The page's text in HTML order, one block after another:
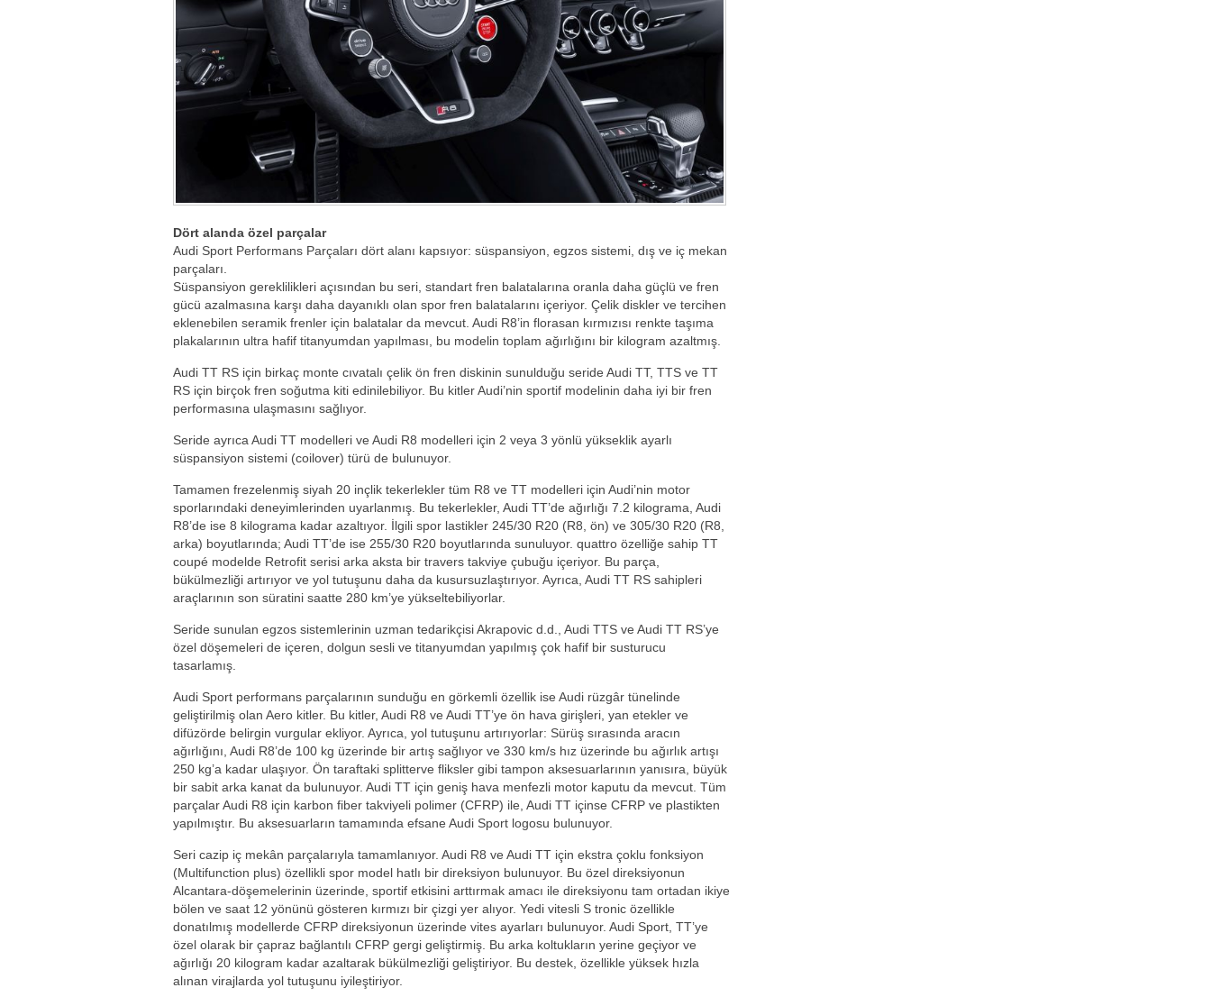
Dört alanda özel parçalar
Audi Sport Performans Parçaları dört alanı kapsıyor: süspansiyon, egzos sistemi, dış ve iç mekan
parçaları.
Süspansiyon gereklilikleri açısından bu seri, standart fren balatalarına oranla daha güçlü ve fren
gücü azalmasına karşı daha dayanıklı olan spor fren balatalarını içeriyor. Çelik diskler ve tercihen
eklenebilen seramik frenler için balatalar da mevcut. Audi R8’in florasan kırmızısı renkte taşıma
plakalarının ultra hafif titanyumdan yapılması, bu modelin toplam ağırlığını bir kilogram azaltmış.
Audi TT RS için birkaç monte cıvatalı çelik ön fren diskinin sunulduğu seride Audi TT, TTS ve TT
RS için birçok fren soğutma kiti edinilebiliyor. Bu kitler Audi’nin sportif modelinin daha iyi bir fren
performasına ulaşmasını sağlıyor.
Seride ayrıca Audi TT modelleri ve Audi R8 modelleri için 2 veya 3 yönlü yükseklik ayarlı
süspansiyon sistemi (coilover) türü de bulunuyor.
Tamamen frezelenmiş siyah 20 inçlik tekerlekler tüm R8 ve TT modelleri için Audi’nin motor
sporlarındaki deneyimlerinden uyarlanmış. Bu tekerlekler, Audi TT’de ağırlığı 7.2 kilograma, Audi
R8’de ise 8 kilograma kadar azaltıyor. İlgili spor lastikler 245/30 R20 (R8, ön) ve 305/30 R20 (R8,
arka) boyutlarında; Audi TT’de ise 255/30 R20 boyutlarında sunuluyor. quattro özelliğe sahip TT
coupé modelde Retrofit serisi arka aksta bir travers takviye çubuğu içeriyor. Bu parça,
bükülmezliği artırıyor ve yol tutuşunu daha da kusursuzlaştırıyor. Ayrıca, Audi TT RS sahipleri
araçlarının son süratini saatte 280 km’ye yükseltebiliyorlar.
Seride sunulan egzos sistemlerinin uzman tedarikçisi Akrapovic d.d., Audi TTS ve Audi TT RS’ye
özel döşemeleri de içeren, dolgun sesli ve titanyumdan yapılmış çok hafif bir susturucu
tasarlamış.
Audi Sport performans parçalarının sunduğu en görkemli özellik ise Audi rüzgâr tünelinde
geliştirilmiş olan Aero kitler. Bu kitler, Audi R8 ve Audi TT’ye ön hava girişleri, yan etekler ve
difüzörde belirgin vurgular ekliyor. Ayrıca, yol tutuşunu artırıyorlar: Sürüş sırasında aracın
ağırlığını, Audi R8’de 100 kg üzerinde bir artış sağlıyor ve 330 km/s hız üzerinde bu ağırlık artışı
250 kg’a kadar ulaşıyor. Ön taraftaki splitterve fliksler gibi tampon aksesuarlarının yanısıra, büyük
bir sabit arka kanat da bulunuyor. Audi TT için geniş hava menfezli motor kaputu da mevcut. Tüm
parçalar Audi R8 için karbon fiber takviyeli polimer (CFRP) ile, Audi TT içinse CFRP ve plastikten
yapılmıştır. Bu aksesuarların tamamında efsane Audi Sport logosu bulunuyor.
Seri cazip iç mekân parçalarıyla tamamlanıyor. Audi R8 ve Audi TT için ekstra çoklu fonksiyon
(Multifunction plus) özellikli spor model hatlı bir direksiyon bulunuyor. Bu özel direksiyonun
Alcantara-döşemelerinin üzerinde, sportif etkisini arttırmak amacı ile direksiyonu tam ortadan ikiye
bölen ve saat 12 yönünü gösteren kırmızı bir çizgi yer alıyor. Yedi vitesli S tronic özellikle
donatılmış modellerde CFRP direksiyonun üzerinde vites ayarları bulunuyor. Audi Sport, TT’ye
özel olarak bir çapraz bağlantılı CFRP gergi geliştirmiş. Bu arka koltukların yerine geçiyor ve
ağırlığı 20 kilogram kadar azaltarak bükülmezliği geliştiriyor. Bu destek, özellikle yüksek hızla
alınan virajlarda yol tutuşunu iyileştiriyor.